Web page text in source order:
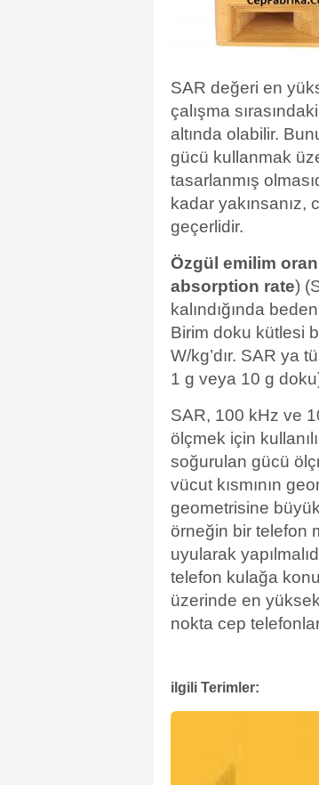
SAR değeri en
çalışma
altında olabilir.
gücü kullanmak
tasarlanmış
kadar yakınsanız,
geçerlidir.
Özgül emilim
absorption rate)
kalındığında
Birim doku kütlesi
W/kg’dır. SAR ya
1 g veya 10 g
SAR, 100 kHz ve
ölçmek için
soğurulan gücü
vücut kısmının
geometrisine
örneğin bir telefon
uyularak
telefon kulağa
üzerinde en
nokta cep
ilgili Terimler: